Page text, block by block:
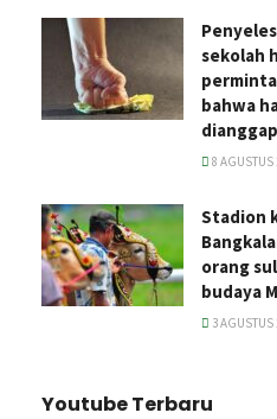
sekolah
bahwa
8 AGUSTUS
Stadion
orang
budaya
3 AGUSTUS
Youtube Terbaru